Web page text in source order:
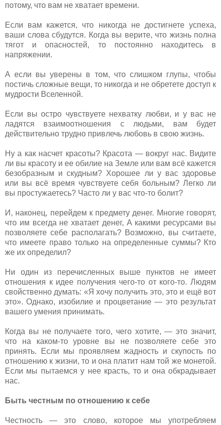
потому, что вам не хватает времени.
Если вам кажется, что никогда не достигнете успеха,
ваши слова сбудутся. Когда вы верите, что жизнь полна
тягот и опасностей, то постоянно находитесь в
напряжении.
А если вы уверены в том, что слишком глупы, чтобы
постичь сложные вещи, то никогда и не обретете доступ к
мудрости Вселенной.
Если вы остро чувствуете нехватку любви, и у вас не
ладятся взаимоотношения с людьми, вам будет
действительно трудно привлечь любовь в свою жизнь.
Ну а как насчет красоты? Красота — вокруг нас. Видите
ли вы красоту и ее обилие на Земле или вам всё кажется
безобразным и скудным? Хорошее ли у вас здоровье
или вы всё время чувствуете себя больным? Легко ли
вы простужаетесь? Часто ли у вас что-то болит?
И, наконец, перейдем к предмету денег. Многие говорят,
что им всегда не хватает денег, А какими ресурсами вы
позволяете себе располагать? Возможно, вы считаете,
что имеете право только на определенные суммы? Кто
же их определил?
Ни один из перечисленных выше пунктов не имеет
отношения к идее получения чего-то от кого-то. Людям
свойственно думать: «Я хочу получить это, это и ещё вот
это». Однако, изобилие и процветание — это результат
вашего умения принимать.
Когда вы не получаете того, чего хотите, — это значит,
что на каком-то уровне вы не позволяете себе это
принять. Если мы проявляем жадность и скупость по
отношению к жизни, то и она платит нам той же монетой.
Если мы пытаемся у нее красть, то и она обкрадывает
нас.
Быть честным по отношению к себе
Честность — это слово, которое мы употребляем